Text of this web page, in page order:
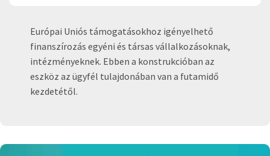
Európai Uniós támogatásokhoz igényelhető
finanszírozás egyéni és társas vállalkozásoknak,
intézményeknek. Ebben a konstrukcióban az
eszköz az ügyfél tulajdonában van a futamidő
kezdetétől.